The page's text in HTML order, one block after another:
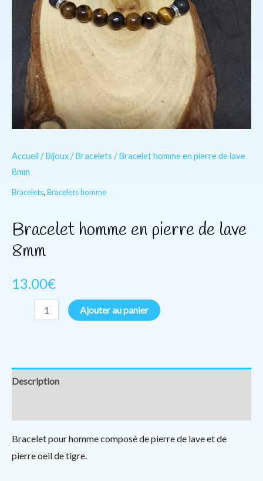
Accueil /Bijoux/Bracelets / Bracelet homme en pierre de lave
8mm
Bracelets, Bracelets homme
Bracelet homme en pierre de lave
8mm
13.00€
Ajouter au panier
Description
Bracelet pour homme composé de pierre de lave et de
pierre oeil de tigre.